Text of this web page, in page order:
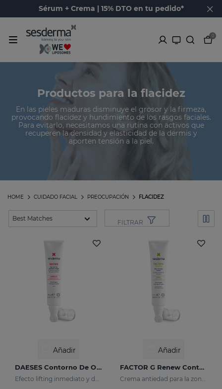
Sérum + Crema | 15% DTO en tu pedido*
0
Productos para la flacidez
En las pieles maduras disminuye el grosor y la firmeza,
provocando flacidez y hundimiento de los rasgos faciales.
Para evitarlo, necesitamos una rutina con activos que
recuperen la densidad y elasticidad de la dermis y
aporten tensión a la piel.
FLACIDEZ
PREOCUPACIÓN
CUIDADO FACIAL
HOME
FILTRAR
Añadir
DAESES Contorno De Ojos Y Labios
Efecto lifting inmediato y duradero
Añadir
FACTOR G Renew Contorno De Ojos
Crema antiedad para la zona del contorno de ojos